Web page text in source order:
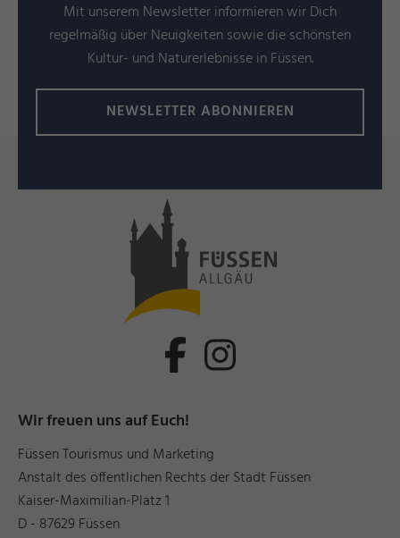
Mit unserem Newsletter informieren wir Dich
regelmäßig über Neuigkeiten sowie die schönsten
Kultur- und Naturerlebnisse in Füssen.
NEWSLETTER ABONNIEREN
Wir freuen uns auf Euch!
Füssen Tourismus und Marketing
Anstalt des öffentlichen Rechts der Stadt Füssen
Kaiser-Maximilian-Platz 1
D - 87629 Füssen